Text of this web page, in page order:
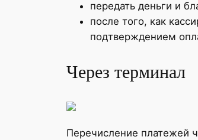
передать деньги и
после того, как
подтверждением
Через терминал
Перечисление платежей